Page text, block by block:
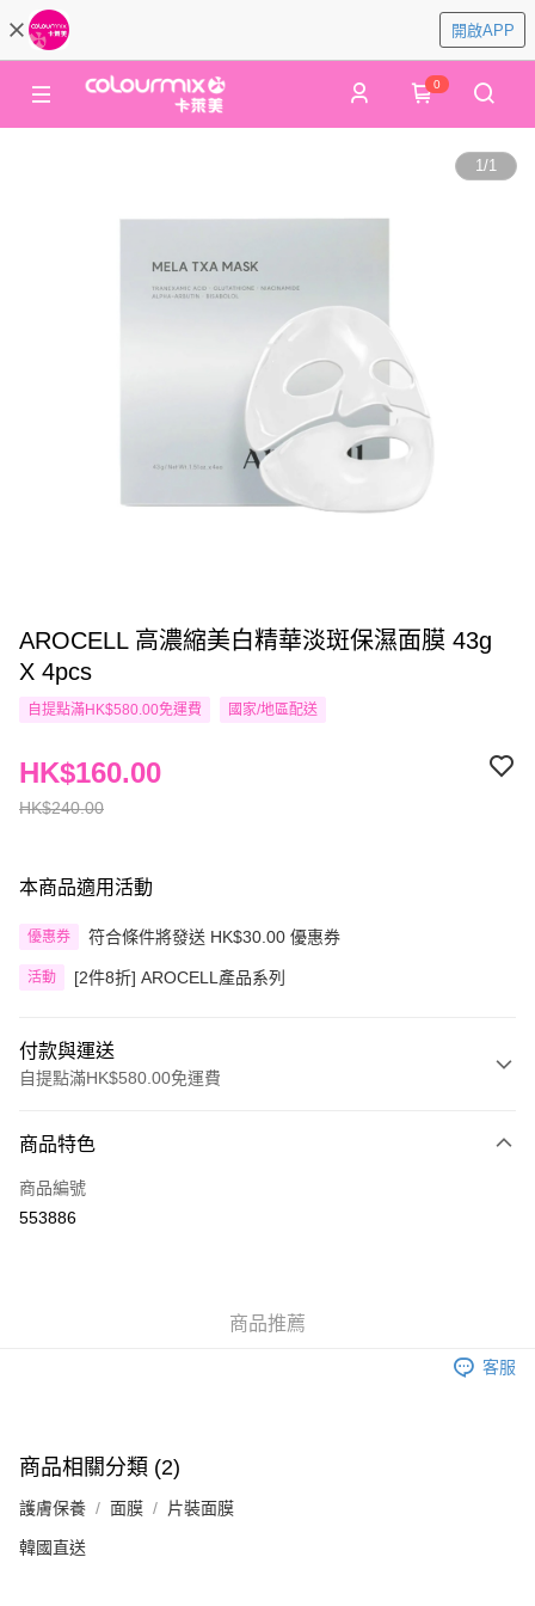
開啟APP
0
1/1
AROCELL 高濃縮美白精華淡斑保濕面膜 43g
X 4pcs
自提點滿HK$580.00免運費 國家/地區配送
HK$240.00
HK$160.00
本商品適用活動
優惠券 符合條件將發送 HK$30.00 優惠券
活動 [2件8折] AROCELL產品系列
付款與運送
自提點滿HK$580.00免運費
信用卡
Apple Pay
相關說明
銀行匯款 請將存款存到以下銀行帳戶，並於存款單據寫上訂單編號後電郵至
eshop@colourmix-cosmetics.com** **我們不會處理沒有提供存款單據的訂
送貨方式
付款後順豐自助櫃取貨
商品特色
商品編號
553886
商品推薦
客服
商品相關分類 (2)
護膚保養 面膜 片裝面膜
韓國直送